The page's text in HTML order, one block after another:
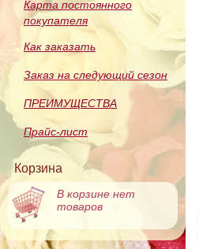
Карта постоянного
покупателя
Как заказать
Заказ на следующий сезон
ПРЕИМУЩЕСТВА
Прайс-лист
Корзина
В корзине нет
товаров